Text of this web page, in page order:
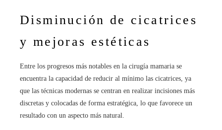
Disminución de cicatrices
y mejoras estéticas
Entre los progresos más notables en la cirugía mamaria se
encuentra la capacidad de reducir al mínimo las cicatrices, ya
que las técnicas modernas se centran en realizar incisiones más
discretas y colocadas de forma estratégica, lo que favorece un
resultado con un aspecto más natural.